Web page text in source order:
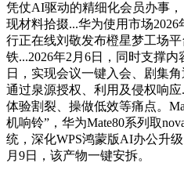
凭仗AI驱动的精细化会员办事
现材料拾掇...华为使用市场2026
行正在线刘敬发布橙星梦工场
铁...2026年2月6日，同时支撑内
日，实现会议一键入会、剧集
通过泉源授权、利用及侵权响
体验割裂、操做低效等痛点。
机响铃”，华为Mate80系列取
统，深化WPS鸿蒙版AI办公升
月9日，该产物一键安拆。